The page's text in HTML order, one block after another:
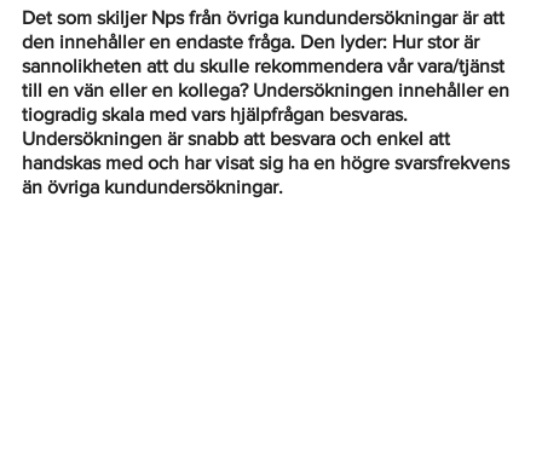
Det som skiljer Nps från övriga kundundersökningar är att
den innehåller en endaste fråga. Den lyder: Hur stor är
sannolikheten att du skulle rekommendera vår vara/tjänst
till en vän eller en kollega? Undersökningen innehåller en
tiogradig skala med vars hjälpfrågan besvaras.
Undersökningen är snabb att besvara och enkel att
handskas med och har visat sig ha en högre svarsfrekvens
än övriga kundundersökningar.